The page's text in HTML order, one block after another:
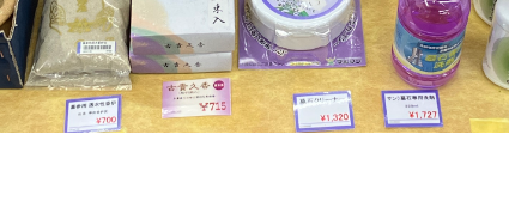
焼津本店 静岡本通店 静岡石田街道店 清水店
お仏壇トップ
お位牌トップ
仏具トップ
お墓サービスについての
お問い合わせ
お墓トップ